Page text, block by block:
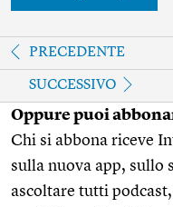
PRECEDENTE
SUCCESSIVO
Oppure puoi
Chi si abbona riceve
sulla nuova app, sullo
ascoltare tutti